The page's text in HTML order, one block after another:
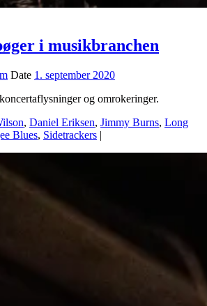
i musikbranchen
Date 1. september 2020
og omrokeringer.
, Daniel Eriksen, Jimmy Burns, Long
Blues, Sidetrackers |